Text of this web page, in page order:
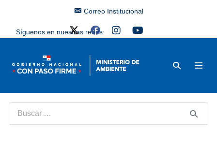
Correo Institucional
Síguenos en nuestras redes: